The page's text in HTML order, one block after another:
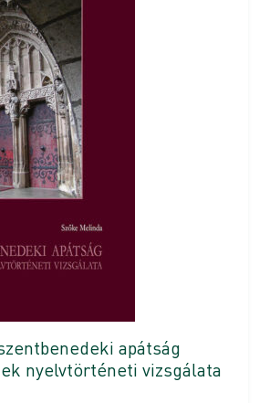
apátság
nyelvtörténeti vizsgálata